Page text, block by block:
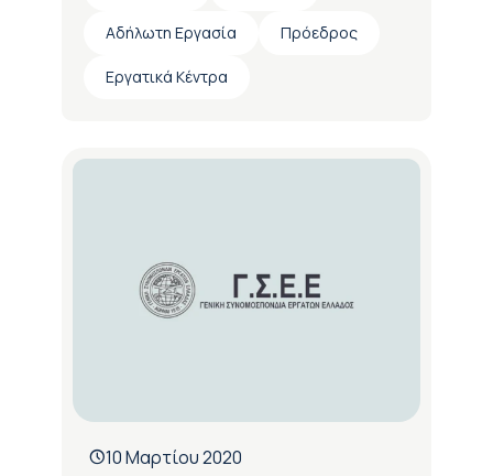
Αδήλωτη Εργασία Πρόεδρος
Εργατικά Κέντρα
10 Μαρτίου 2020